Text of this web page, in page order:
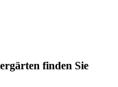
finden Sie